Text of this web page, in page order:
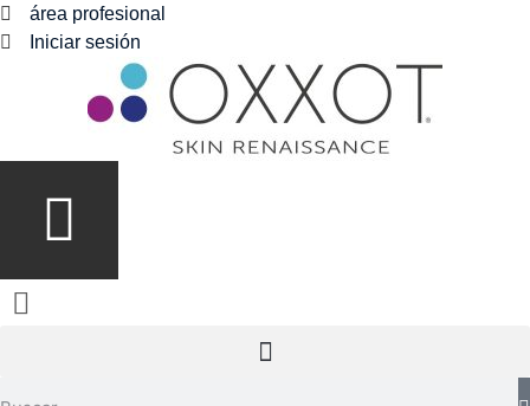
área profesional
Iniciar sesión